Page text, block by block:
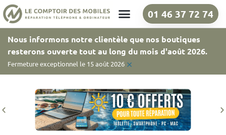
01 46 37 72 74
Nous informons notre clientèle que nos boutiques
resterons ouverte tout au long du mois d'août 2026.
Fermeture exceptionnel le 15 août 2026 ×